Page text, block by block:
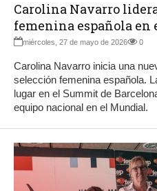
Carolina Navarro
femenina española
miércoles, 27 de mayo de 2026 0
Carolina Navarro inicia una
selección femenina española.
lugar en el Summit de
equipo nacional en el Mundial.